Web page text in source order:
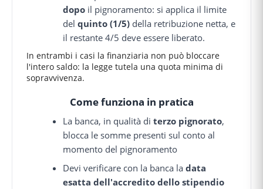
dopo il pignoramento: si applica il limite
delquinto (1/5) della retribuzione netta, e
il restante 4/5 deve essere liberato.
In entrambi i casi la finanziaria non può bloccare
l'intero saldo: la legge tutela una quota minima di
sopravvivenza.
Come funziona in pratica
La banca, in qualità diterzo pignorato,
blocca le somme presenti sul conto al
momento del pignoramento
Devi verificare con la banca ladata
esatta dell'accredito dello stipendio